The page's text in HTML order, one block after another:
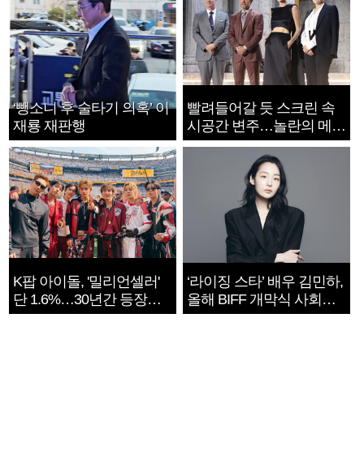
‘뺑소니 후 술타기 의혹’ 이
재룡 재판행
빨려들어갈 듯 스크린 속
시공간 변주…놀란의 메시
지는 ‘전쟁 속죄’
K팝 아이돌, '밀리언셀러'
단 1.6%…30년간 등장
1182개팀 전수조사
‘라이징 스타’ 배우 김민하,
올해 BIFF 개막식 사회자
확정